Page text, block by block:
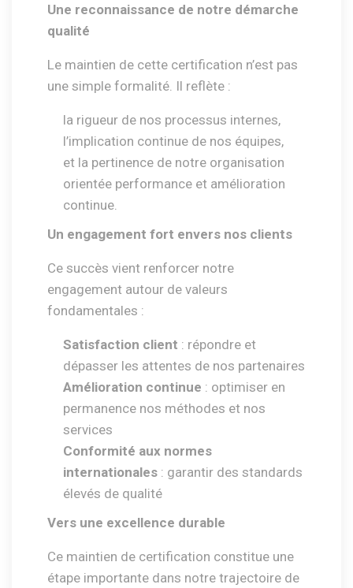
Une reconnaissance de notre démarche
qualité
Le maintien de cette certification n’est pas
une simple formalité. Il reflète :
la rigueur de nos processus internes,
l’implication continue de nos équipes,
et la pertinence de notre organisation
orientée performance et amélioration
continue.
Un engagement fort envers nos clients
Ce succès vient renforcer notre
engagement autour de valeurs
fondamentales :
Satisfaction client : répondre et
dépasser les attentes de nos partenaires
Amélioration continue : optimiser en
permanence nos méthodes et nos
services
Conformité aux normes
internationales : garantir des standards
élevés de qualité
Vers une excellence durable
Ce maintien de certification constitue une
étape importante dans notre trajectoire de